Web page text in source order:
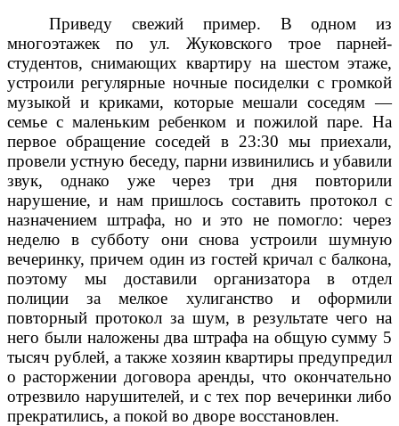
Приведу свежий пример. В одном из
многоэтажек по ул. Жуковского трое парней-
студентов, снимающих квартиру на шестом этаже,
устроили регулярные ночные посиделки с громкой
музыкой и криками, которые мешали соседям —
семье с маленьким ребенком и пожилой паре. На
первое обращение соседей в 23:30 мы приехали,
провели устную беседу, парни извинились и убавили
звук, однако уже через три дня повторили
нарушение, и нам пришлось составить протокол с
назначением штрафа, но и это не помогло: через
неделю в субботу они снова устроили шумную
вечеринку, причем один из гостей кричал с балкона,
поэтому мы доставили организатора в отдел
полиции за мелкое хулиганство и оформили
повторный протокол за шум, в результате чего на
него были наложены два штрафа на общую сумму 5
тысяч рублей, а также хозяин квартиры предупредил
о расторжении договора аренды, что окончательно
отрезвило нарушителей, и с тех пор вечеринки либо
прекратились, а покой во дворе восстановлен.